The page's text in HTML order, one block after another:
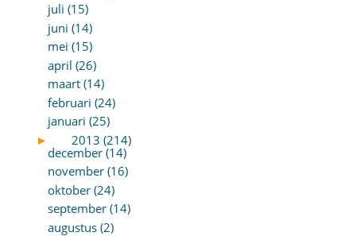
juli (15)
juni (14)
mei (15)
april (26)
maart (14)
februari (24)
januari (25)
►
2013 (214)
december (14)
november (16)
oktober (24)
september (14)
augustus (2)